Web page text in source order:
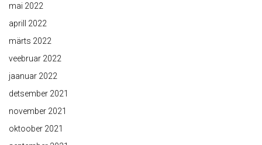
mai 2022
aprill 2022
märts 2022
veebruar 2022
jaanuar 2022
detsember 2021
november 2021
oktoober 2021